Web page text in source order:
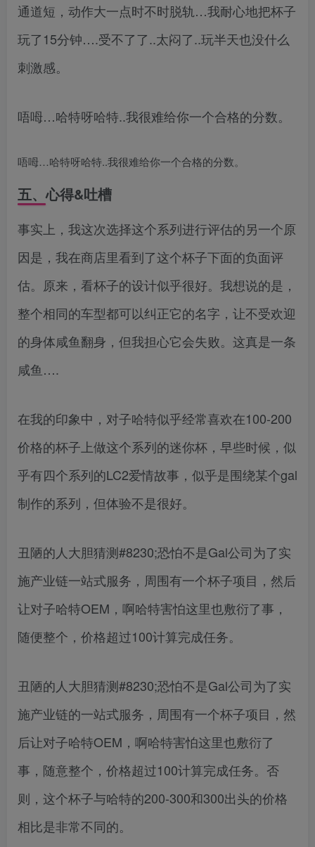
通道短，动作大一点时不时脱轨…我耐心地把杯子
玩了15分钟….受不了了..太闷了..玩半天也没什么
刺激感。
唔呣…哈特呀哈特..我很难给你一个合格的分数。
唔呣…哈特呀哈特..我很难给你一个合格的分数。
五、心得&吐槽
事实上，我这次选择这个系列进行评估的另一个原
因是，我在商店里看到了这个杯子下面的负面评
估。原来，看杯子的设计似乎很好。我想说的是，
整个相同的车型都可以纠正它的名字，让不受欢迎
的身体咸鱼翻身，但我担心它会失败。这真是一条
咸鱼….
在我的印象中，对子哈特似乎经常喜欢在100-200
价格的杯子上做这个系列的迷你杯，早些时候，似
乎有四个系列的LC2爱情故事，似乎是围绕某个gal
制作的系列，但体验不是很好。
丑陋的人大胆猜测#8230;恐怕不是Gal公司为了实
施产业链一站式服务，周围有一个杯子项目，然后
让对子哈特OEM，啊哈特害怕这里也敷衍了事，
随便整个，价格超过100计算完成任务。
丑陋的人大胆猜测#8230;恐怕不是Gal公司为了实
施产业链的一站式服务，周围有一个杯子项目，然
后让对子哈特OEM，啊哈特害怕这里也敷衍了
事，随意整个，价格超过100计算完成任务。否
则，这个杯子与哈特的200-300和300出头的价格
相比是非常不同的。